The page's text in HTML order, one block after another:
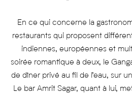
En ce qui concerne la
restaurants qui proposent
indiennes, européennes et
soirée romantique à deux, le
de dîner privé au fil de l’eau, sur
Le bar Amrit Sagar, quant à lui,